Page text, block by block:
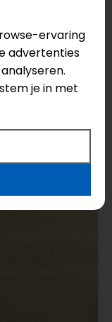
ervaring
advertenties
je in met